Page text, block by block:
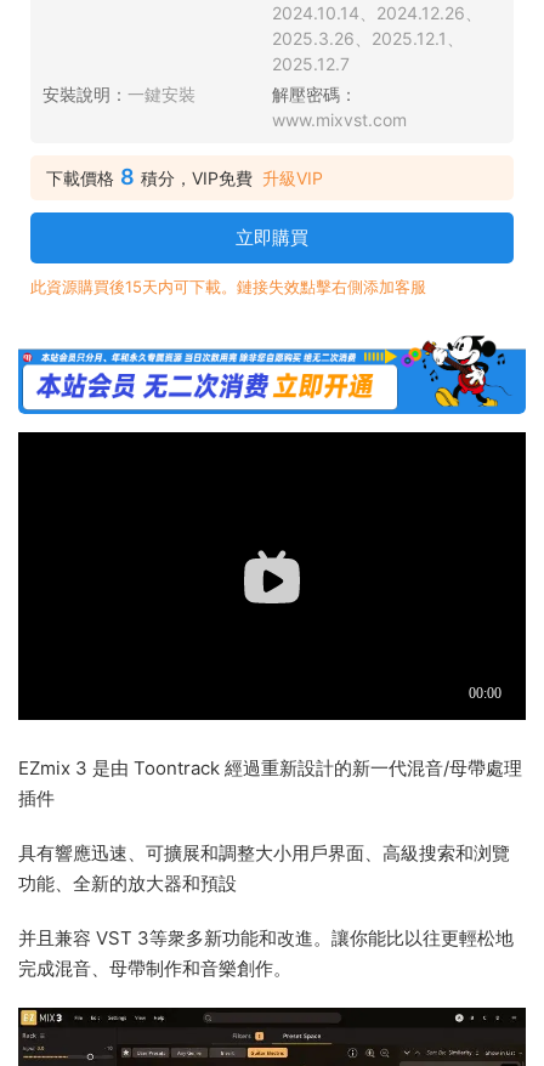
2024.10.14、2024.12.26、
2025.3.26、2025.12.1、
2025.12.7
安裝說明： 一鍵安裝
解壓密碼：
www.mixvst.com
下載價格 8 積分，VIP免費 升級VIP
立即購買
此資源購買後15天内可下載。鏈接失效點擊右側添加客服
EZmix 3 是由 Toontrack 經過重新設計的新一代混音/母帶處理
插件
具有響應迅速、可擴展和調整大小用戶界面、高級搜索和浏覽
功能、全新的放大器和預設
并且兼容 VST 3等衆多新功能和改進。讓你能比以往更輕松地
完成混音、母帶制作和音樂創作。